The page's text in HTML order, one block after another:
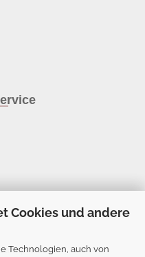
Cookies und andere
Technologien, auch von